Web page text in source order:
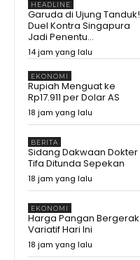
HEADLINE
Garuda di Ujung Tanduk!
Duel Kontra Singapura
Jadi Penentu...
14 jam yang lalu
EKONOMI
Rupiah Menguat ke
Rp17.911 per Dolar AS
18 jam yang lalu
BERITA
Sidang Dakwaan Dokter
Tifa Ditunda Sepekan
18 jam yang lalu
EKONOMI
Harga Pangan Bergerak
Variatif Hari Ini
18 jam yang lalu